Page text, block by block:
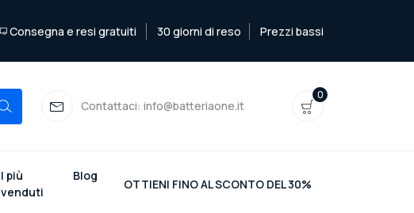
Consegna e resi gratuiti 30 giorni di reso Prezzi bassi
Contattaci: info@batteriaone.it
0
I più
venduti
Blog
OTTIENI FINO AL SCONTO DEL 30%